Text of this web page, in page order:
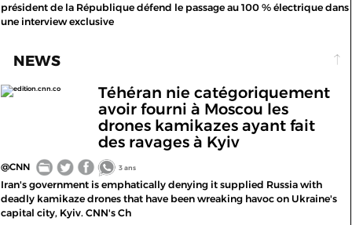
président de la République défend le passage au 100 % électrique dans
une interview exclusive
NEWS
edition.cnn.co
Téhéran nie catégoriquement
avoir fourni à Moscou les
drones kamikazes ayant fait
des ravages à Kyiv
@CNN 3 ans
Iran's government is emphatically denying it supplied Russia with
deadly kamikaze drones that have been wreaking havoc on Ukraine's
capital city, Kyiv. CNN's Ch